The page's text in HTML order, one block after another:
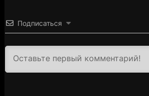
Подписаться